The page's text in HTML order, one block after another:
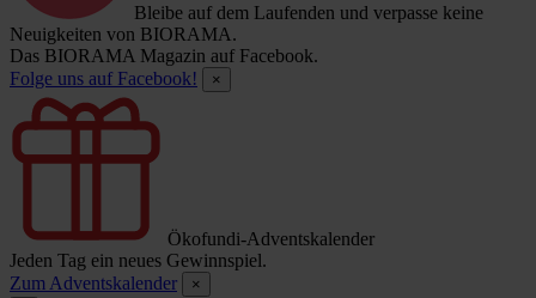
Bleibe auf dem Laufenden und verpasse keine
Neuigkeiten von BIORAMA.
Das BIORAMA Magazin auf Facebook.
Folge uns auf Facebook!
×
Ökofundi-Adventskalender
Jeden Tag ein neues Gewinnspiel.
Zum Adventskalender
×